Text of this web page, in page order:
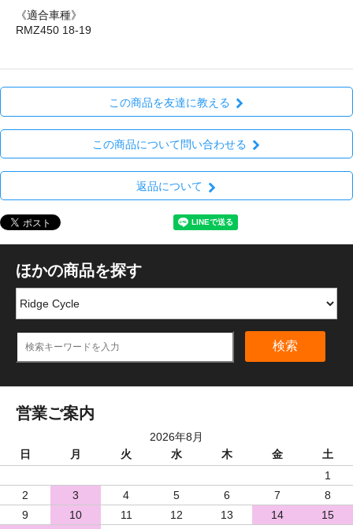
《適合車種》
RMZ450 18-19
この商品を友達に教える
この商品について問い合わせる
返品について
ほかの商品を探す
検索
営業ご案内
2026年8月
日
月 火 水 木 金
土
1
2
3 4 5 6 7
8
9
10 11 12 13 14
15